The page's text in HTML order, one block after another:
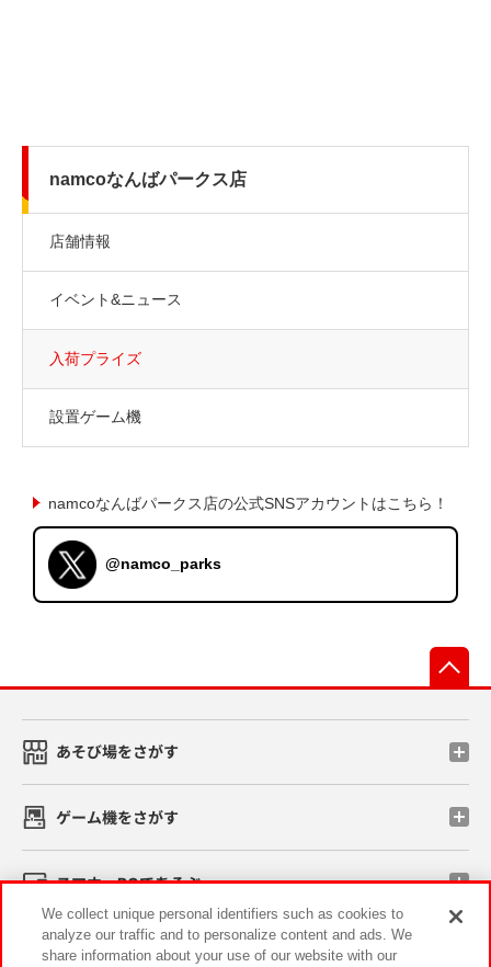
namcoなんばパークス店
店舗情報
イベント&ニュース
入荷プライズ
設置ゲーム機
namcoなんばパークス店の公式SNSアカウントはこちら！
@namco_parks
あそび場をさがす
ゲーム機をさがす
スマホ・PCであそぶ
イベント・キャンペーン
We collect unique personal identifiers such as cookies to
analyze our traffic and to personalize content and ads. We
share information about your use of our website with our